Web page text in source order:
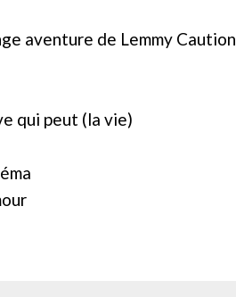
aventure de Lemmy Caution
qui peut (la vie)